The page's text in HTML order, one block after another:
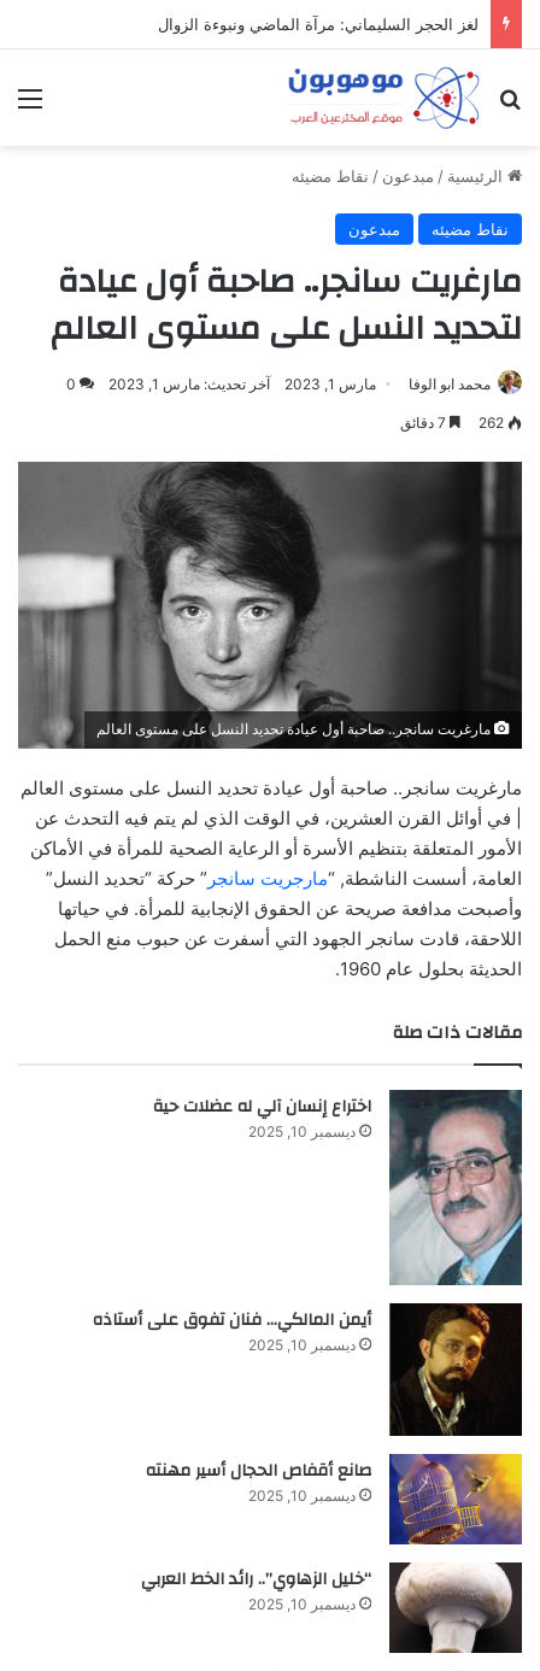
بحث عن
الرئيسية / مبدعون / نقاط مضيئه
نقاط مضيئه مبدعون
مارغريت سانجر.. صاحبة أول عيادة
لتحديد النسل على مستوى العالم
محمد ابو الوفا مارس 1, 2023 آخر تحديث: مارس 1, 2023 0
262
مارغريت سانجر.. صاحبة أول عيادة تحديد النسل على مستوى العالم
مارغريت سانجر.. صاحبة أول عيادة تحديد النسل على مستوى العالم
| في أوائل القرن العشرين، في الوقت الذي لم يتم فيه التحدث عن
الأمور المتعلقة بتنظيم الأسرة أو الرعاية الصحية للمرأة في الأماكن
العامة، أسست الناشطة, “مارجريت سانجر ” حركة “تحديد النسل”
وأصبحت مدافعة صريحة عن الحقوق الإنجابية للمرأة. في حياتها
اللاحقة، قادت سانجر الجهود التي أسفرت عن حبوب منع الحمل
الحديثة بحلول عام 1960.
مقالات ذات صلة
اختراع إنسان آلي له عضلات حية
ديسمبر 10, 2025
أيمن المالكي… فنان تفوق على أستاذه
ديسمبر 10, 2025
صانع أقفاص الحجال أسير مهنته
ديسمبر 10, 2025
“خليل الزهاوي”.. رائد الخط العربي
ديسمبر 10, 2025